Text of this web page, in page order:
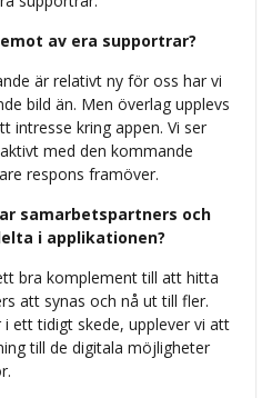
av era supportrar?
är relativt ny för oss har vi
bild än. Men överlag upplevs
intresse kring appen. Vi ser
med den kommande
respons framöver.
samarbetspartners och
i applikationen?
bra komplement till att hitta
att synas och nå ut till fler.
ett tidigt skede, upplever vi att
till de digitala möjligheter